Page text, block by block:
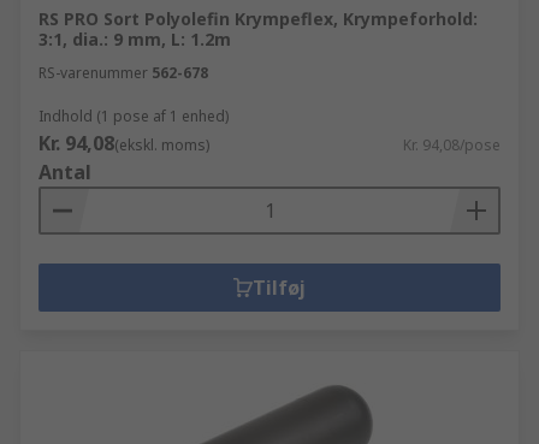
RS PRO Sort Polyolefin Krympeflex, Krympeforhold:
3:1, dia.: 9 mm, L: 1.2m
RS-varenummer 562-678
Indhold (1 pose af 1 enhed)
Kr. 94,08(ekskl. moms) Kr. 94,08/pose
Antal
Tilføj